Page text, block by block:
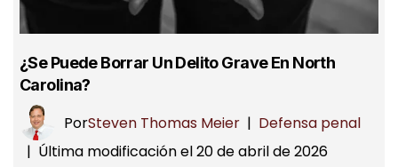
¿Se Puede Borrar Un Delito Grave En North
Carolina?
PorSteven Thomas Meier | Defensa penal
| Última modificación el 20 de abril de 2026